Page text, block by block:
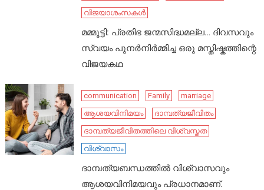
വിജയാശംസകൾ
മമ്മൂട്ടി: പ്രതിഭ ജന്മസിദ്ധമല്ല… ദിവസവും
സ്വയം പുനർനിർമ്മിച്ച ഒരു മസ്തിഷ്കത്തിന്റെ
വിജയകഥ
communication Family
marriage
ആശയവിനിമയം
ദാമ്പത്യജീവിതം
ദാമ്പത്യജീവിതത്തിലെ വിശ്വസ്തത
വിശ്വാസം
ദാമ്പത്യബന്ധത്തിൽ വിശ്വാസവും
ആശയവിനിമയവും പ്രധാനമാണ്.